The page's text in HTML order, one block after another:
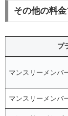
その他の料
プ
マンスリーメンバ
マンスリーメンバ